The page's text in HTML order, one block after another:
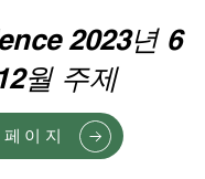
2023년 6
월 주제
이지